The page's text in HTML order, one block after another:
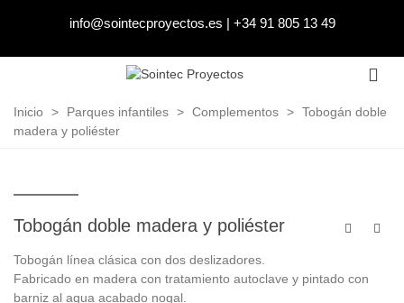
info@sointecproyectos.es | +34 91 805 13 49
Inicio > Parques infantiles > Complementos > Tobogán doble
madera y poliéster
Tobogán doble madera y poliéster
Tobogán línea clásica con dos deslizadores.
Fabricado en madera con tratamiento autoclave y pintado con
barniz al agua acabado nogal.